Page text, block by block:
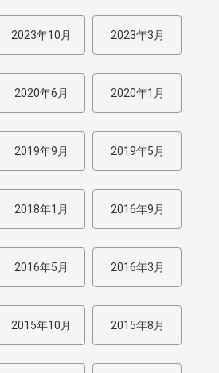
2023年10月 2023年3月
2020年6月 2020年1月
2019年9月 2019年5月
2018年1月 2016年9月
2016年5月 2016年3月
2015年10月 2015年8月